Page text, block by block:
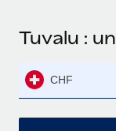
Tuvalu :
CHF